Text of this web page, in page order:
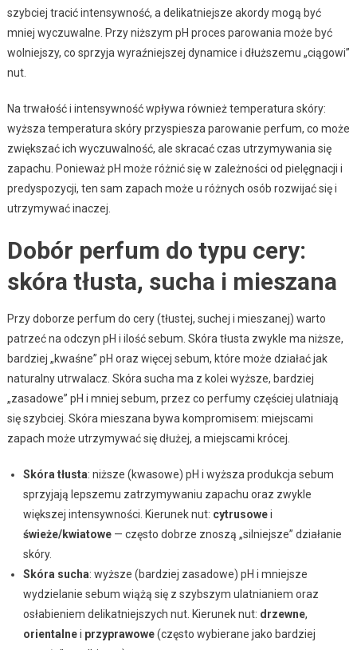
szybciej tracić intensywność, a delikatniejsze akordy mogą być
mniej wyczuwalne. Przy niższym pH proces parowania może być
wolniejszy, co sprzyja wyraźniejszej dynamice i dłuższemu „ciągowi”
nut.
Na trwałość i intensywność wpływa również temperatura skóry:
wyższa temperatura skóry przyspiesza parowanie perfum, co może
zwiększać ich wyczuwalność, ale skracać czas utrzymywania się
zapachu. Ponieważ pH może różnić się w zależności od pielęgnacji i
predyspozycji, ten sam zapach może u różnych osób rozwijać się i
utrzymywać inaczej.
Dobór perfum do typu cery:
skóra tłusta, sucha i mieszana
Przy doborze perfum do cery (tłustej, suchej i mieszanej) warto
patrzeć na odczyn pH i ilość sebum. Skóra tłusta zwykle ma niższe,
bardziej „kwaśne” pH oraz więcej sebum, które może działać jak
naturalny utrwalacz. Skóra sucha ma z kolei wyższe, bardziej
„zasadowe” pH i mniej sebum, przez co perfumy częściej ulatniają
się szybciej. Skóra mieszana bywa kompromisem: miejscami
zapach może utrzymywać się dłużej, a miejscami krócej.
Skóra tłusta: niższe (kwasowe) pH i wyższa produkcja sebum
sprzyjają lepszemu zatrzymywaniu zapachu oraz zwykle
większej intensywności. Kierunek nut: cytrusowei
świeże/kwiatowe— często dobrze znoszą „silniejsze” działanie
skóry.
Skóra sucha: wyższe (bardziej zasadowe) pH i mniejsze
wydzielanie sebum wiążą się z szybszym ulatnianiem oraz
osłabieniem delikatniejszych nut. Kierunek nut: drzewne,
orientalnei przyprawowe(często wybierane jako bardziej